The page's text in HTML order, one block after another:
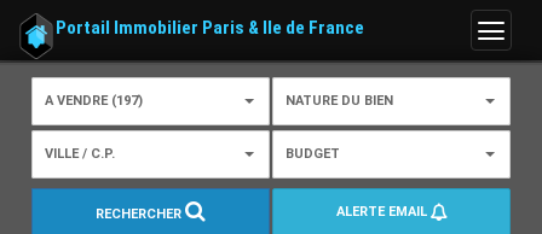
Menu
Portail Immobilier Paris & Ile de France
A VENDRE (197) NATURE DU BIEN
VILLE / C.P. BUDGET
RECHERCHER ALERTE EMAIL